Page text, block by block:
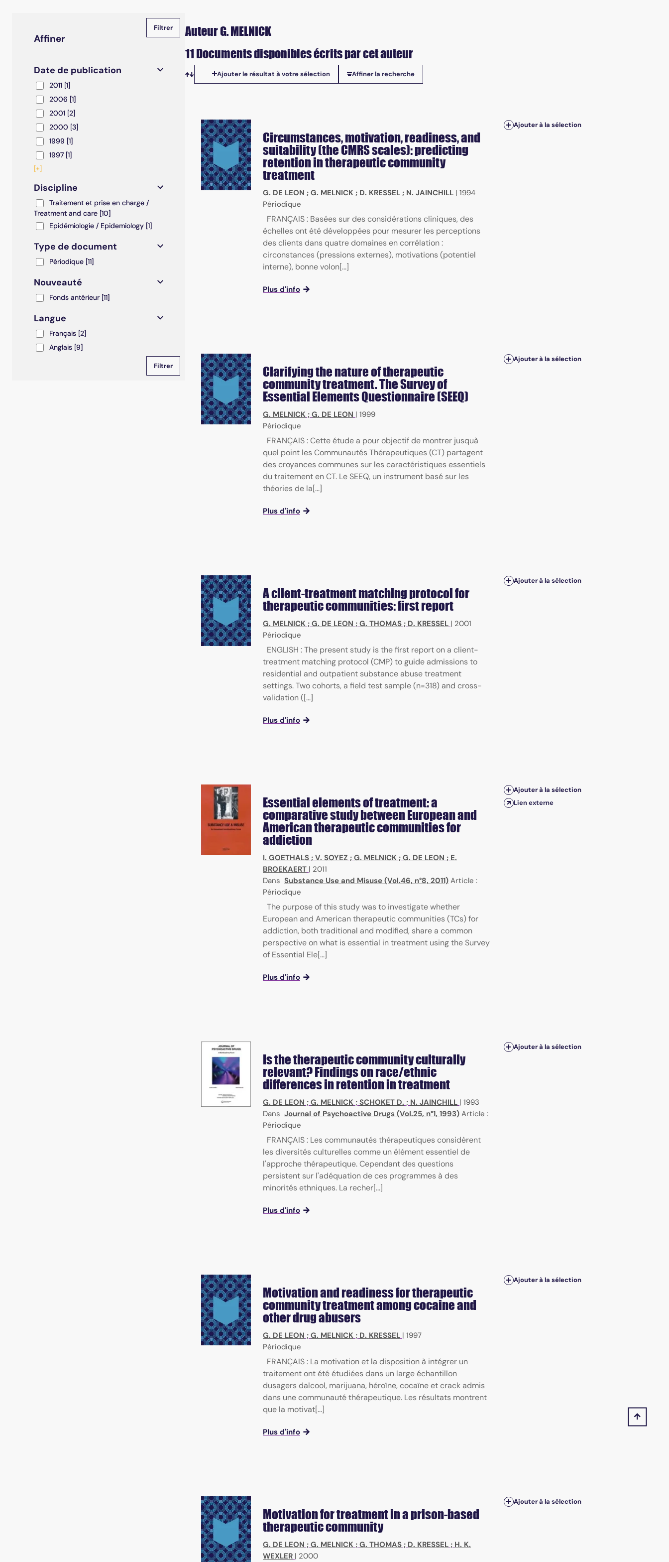
Affiner
Date de publication
2011 2011 [1]
20062006 [1]
20012001 [2]
20002000 [3]
19991999 [1]
19971997 [1]
[+]
Discipline
Traitement et prise en charge / Treatment and care
Traitement et prise en charge /
Treatment and care [10]
Epidémiologie / Epidemiology
Epidémiologie / Epidemiology [1]
Type de document
Périodique
Périodique [11]
Nouveauté
Fonds antérieur
Fonds antérieur [11]
Langue
Français
Français [2]
AnglaisAnglais [9]
Auteur G. MELNICK
11 Documents disponibles écrits par cet auteur
Tris disponibles
Ajouter le résultat à votre sélection Affiner la recherche
Circumstances, motivation, readiness, and
suitability (the CMRS scales): predicting
retention in therapeutic community
treatment
G. DE LEON ; G. MELNICK ; D. KRESSEL ; N. JAINCHILL | 1994
Périodique
FRANÇAIS : Basées sur des considérations cliniques, des
échelles ont été développées pour mesurer les perceptions
des clients dans quatre domaines en corrélation :
circonstances (pressions externes), motivations (potentiel
interne), bonne volon[...]
Plus d'info
Ajouter à la sélection
Clarifying the nature of therapeutic
community treatment. The Survey of
Essential Elements Questionnaire (SEEQ)
G. MELNICK ; G. DE LEON | 1999
Périodique
FRANÇAIS : Cette étude a pour objectif de montrer jusquà
quel point les Communautés Thérapeutiques (CT) partagent
des croyances communes sur les caractéristiques essentiels
du traitement en CT. Le SEEQ, un instrument basé sur les
théories de la[...]
Plus d'info
Ajouter à la sélection
A client-treatment matching protocol for
therapeutic communities: first report
G. MELNICK ; G. DE LEON ; G. THOMAS ; D. KRESSEL | 2001
Périodique
ENGLISH : The present study is the first report on a client-
treatment matching protocol (CMP) to guide admissions to
residential and outpatient substance abuse treatment
settings. Two cohorts, a field test sample (n=318) and cross-
validation ([...]
Plus d'info
Ajouter à la sélection
Essential elements of treatment: a
comparative study between European and
American therapeutic communities for
addiction
I. GOETHALS ; V. SOYEZ ; G. MELNICK ; G. DE LEON ; E.
BROEKAERT | 2011
Dans Substance Use and Misuse (Vol.46, n°8, 2011) Article :
Périodique
The purpose of this study was to investigate whether
European and American therapeutic communities (TCs) for
addiction, both traditional and modified, share a common
perspective on what is essential in treatment using the Survey
of Essential Ele[...]
Plus d'info
Ajouter à la sélection
Lien externe
Is the therapeutic community culturally
relevant? Findings on race/ethnic
differences in retention in treatment
G. DE LEON ; G. MELNICK ; SCHOKET D. ; N. JAINCHILL | 1993
Dans Journal of Psychoactive Drugs (Vol.25, n°1, 1993) Article :
Périodique
FRANÇAIS : Les communautés thérapeutiques considèrent
les diversités culturelles comme un élément essentiel de
l'approche thérapeutique. Cependant des questions
persistent sur l'adéquation de ces programmes à des
minorités ethniques. La recher[...]
Plus d'info
Ajouter à la sélection
Motivation and readiness for therapeutic
community treatment among cocaine and
other drug abusers
G. DE LEON ; G. MELNICK ; D. KRESSEL | 1997
Périodique
FRANÇAIS : La motivation et la disposition à intégrer un
traitement ont été étudiées dans un large échantillon
dusagers dalcool, marijuana, héroïne, cocaïne et crack admis
dans une communauté thérapeutique. Les résultats montrent
que la motivat[...]
Plus d'info
Ajouter à la sélection
Motivation for treatment in a prison-based
therapeutic community
G. DE LEON ; G. MELNICK ; G. THOMAS ; D. KRESSEL ; H. K.
WEXLER | 2000
Ajouter à la sélection